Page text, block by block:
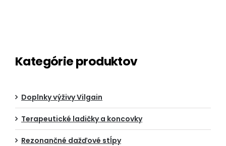
Kategórie produktov
Doplnky výživy Vilgain
Terapeutické ladičky a koncovky
Rezonančné dažďové stĺpy